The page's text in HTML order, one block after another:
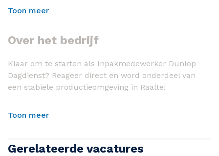
en overzicht belangrijk zijn. Het werk is fysiek,
Wat je gaat doen in deze functie:
Controleren van laarzen op kwaliteit
Inleggen van zooltjes
Verpakken van laarzen voor verzending
Dagdienst van 7:30 tot 16:00 uur, waardoor je
Toon meer
Over het bedrijf
Klaar om te starten als Inpakmedewerker Dunlop
Dagdienst? Reageer direct en word onderdeel van
een stabiele productieomgeving in Raalte!
Toon meer
Gerelateerde vacatures